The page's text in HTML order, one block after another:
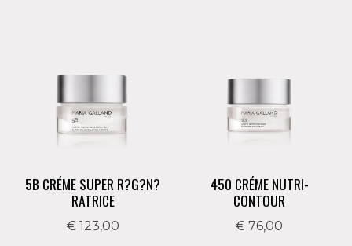
Belangrijkste werkstoffen:
Hydrateert en verzacht de huid.
Kalmeert en hydrateert de huid diep.
Vermindert ontstekingen en irritatie.
5B CRÉME SUPER R?G?N?
RATRICE
€ 123,00
450 CRÉME NUTRI-
CONTOUR
€ 76,00